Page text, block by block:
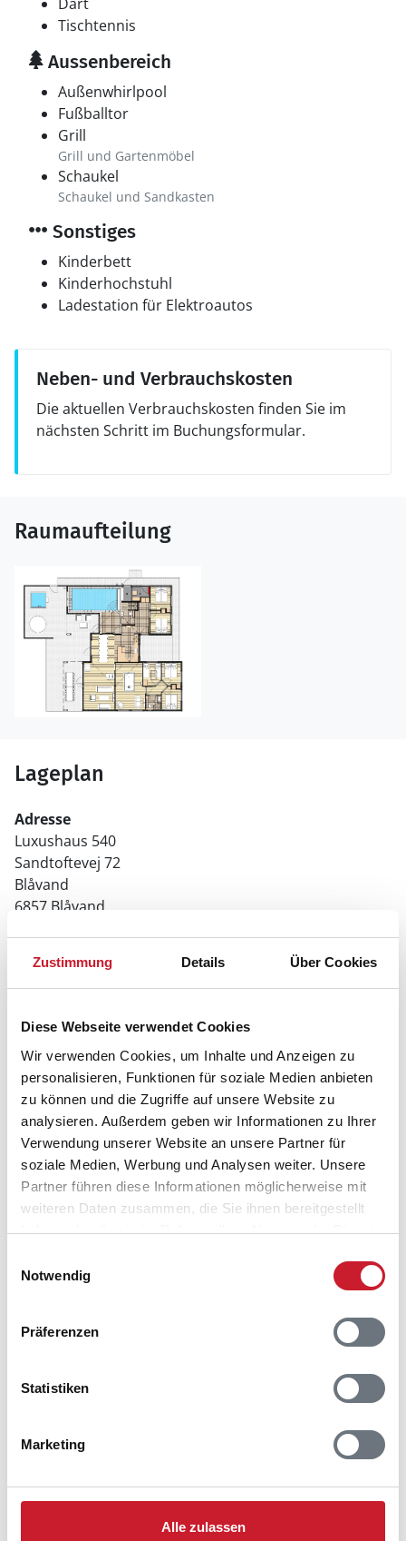
Zustimmung Details Über Cookies
Diese Webseite verwendet Cookies
Wir verwenden Cookies, um Inhalte und Anzeigen zu
personalisieren, Funktionen für soziale Medien anbieten
zu können und die Zugriffe auf unsere Website zu
analysieren. Außerdem geben wir Informationen zu Ihrer
Verwendung unserer Website an unsere Partner für
soziale Medien, Werbung und Analysen weiter. Unsere
Partner führen diese Informationen möglicherweise mit
weiteren Daten zusammen, die Sie ihnen bereitgestellt
haben oder die sie im Rahmen Ihrer Nutzung der Dienste
Notwendig
Präferenzen
Statistiken
Marketing
Alle zulassen
Tischtennis
Aussenbereich
Außenwhirlpool
Fußballtor
Grill
Grill und Gartenmöbel
Schaukel
Schaukel und Sandkasten
Sonstiges
Kinderbett
Kinderhochstuhl
Ladestation für Elektroautos
Neben- und Verbrauchskosten
Die aktuellen Verbrauchskosten finden Sie im
nächsten Schritt im Buchungsformular.
Raumaufteilung
Lageplan
Adresse
Luxushaus 540
Sandtoftevej 72
Blåvand
6857 Blåvand
Anreisetag im Belegungskalender anklicken
Bitte beachten Sie, dass sich bei Änderungen des
Hausbeschreibung und/oder der Ausstattung ergeben